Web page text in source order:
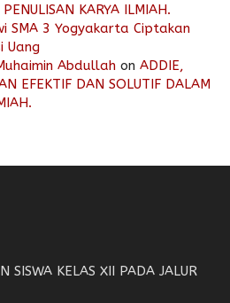
KARYA ILMIAH.
SMA 3 Yogyakarta Ciptakan
Uang
Abdullah on ADDIE,
EFEKTIF DAN SOLUTIF DALAM
SISWA KELAS XII PADA JALUR